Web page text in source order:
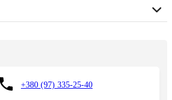
+380 (97) 335-25-40